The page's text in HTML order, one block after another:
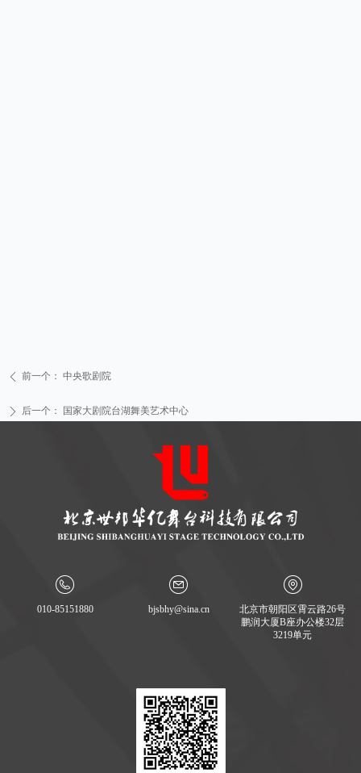
ꄴ 前一个： 中央歌剧院
ꄲ 后一个： 国家大剧院台湖舞美艺术中心
010-85151880 bjsbhy@sina.cn
北京市朝阳区霄云路26号
鹏润大厦B座办公楼32层
3219单元